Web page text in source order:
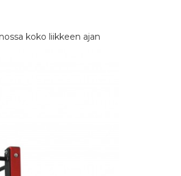
koko liikkeen ajan